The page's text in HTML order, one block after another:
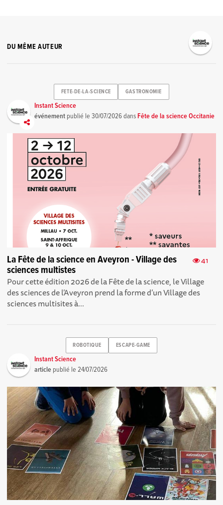
DU MÊME AUTEUR
FETE-DE-LA-SCIENCE GASTRONOMIE
Instant Science
événement publié le30/07/2026dansFête de la science Occitanie
41
La Fête de la science en Aveyron - Village des
sciences multistes
Pour cette édition 2026 de la Fête de la science, le Village
des sciences de l’Aveyron prend la forme d’un Village des
sciences multisites à...
ROBOTIQUE ESCAPE-GAME
Instant Science
article publié le24/07/2026